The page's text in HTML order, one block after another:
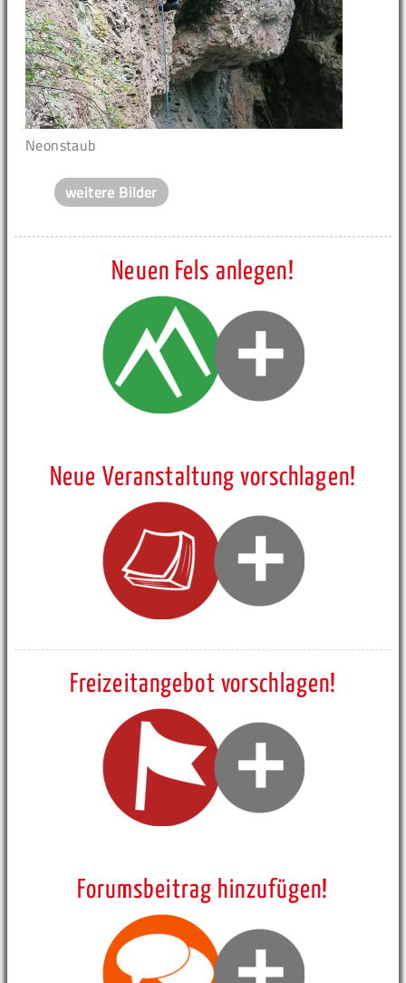
Neonstaub
weitere Bilder
Neuen Fels anlegen!
Neue Veranstaltung vorschlagen!
Freizeitangebot vorschlagen!
Forumsbeitrag hinzufügen!